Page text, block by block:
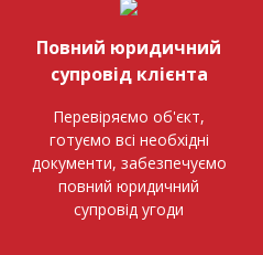
Повний юридичний
супровід клієнта
Перевіряємо об'єкт,
готуємо всі необхідні
документи, забезпечуємо
повний юридичний
супровід угоди